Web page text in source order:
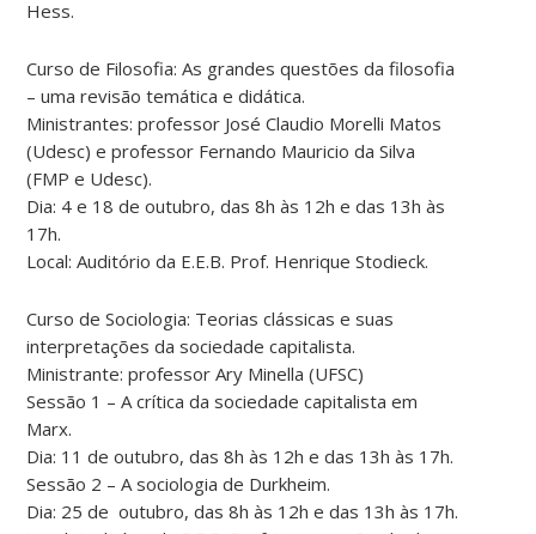
Hess.
Curso de Filosofia: As grandes questões da filosofia
– uma revisão temática e didática.
Ministrantes: professor José Claudio Morelli Matos
(Udesc) e professor Fernando Mauricio da Silva
(FMP e Udesc).
Dia: 4 e 18 de outubro, das 8h às 12h e das 13h às
17h.
Local: Auditório da E.E.B. Prof. Henrique Stodieck.
Curso de Sociologia: Teorias clássicas e suas
interpretações da sociedade capitalista.
Ministrante: professor Ary Minella (UFSC)
Sessão 1 – A crítica da sociedade capitalista em
Marx.
Dia: 11 de outubro, das 8h às 12h e das 13h às 17h.
Sessão 2 – A sociologia de Durkheim.
Dia: 25 de outubro, das 8h às 12h e das 13h às 17h.